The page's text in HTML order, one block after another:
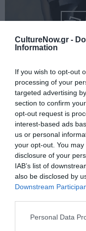
CultureNow.gr -
Information
If you wish to opt-out
processing of your
targeted advertising
section to confirm
opt-out request is
interest-based ads
us or personal
your opt-out. You
disclosure of your
IAB’s list of
also be disclosed by
Downstream
Personal Data
Κατά την
υπήρξαν οι
1) Η αφαιρετική
1972 και
Μουσείο Galliera.